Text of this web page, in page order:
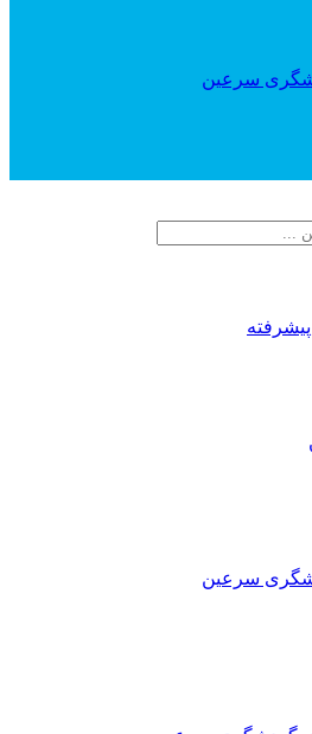
سرعین
سرعین